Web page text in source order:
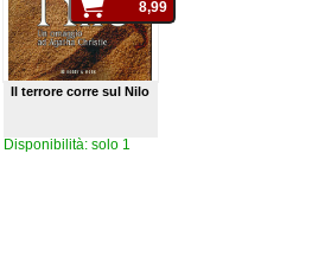
Il terrore corre sul Nilo
Disponibilità: solo 1